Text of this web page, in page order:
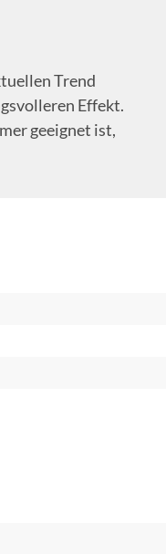
Trend
Effekt.
geeignet ist,